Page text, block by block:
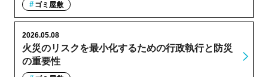
ゴミ屋敷
火災のリスクを最小化するための行政執行と防災
の重要性
2026.05.08